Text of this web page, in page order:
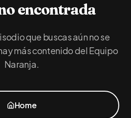
encontrada
que buscas aún no se
más contenido del Equipo
Naranja.
Home